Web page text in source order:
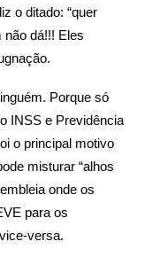
o ditado: “quer
não dá!!! Eles
Porque só
INSS e Previdência
o principal motivo
misturar “alhos
onde os
para os
versa.